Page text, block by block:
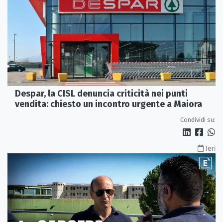
Despar, la CISL denuncia criticità nei punti
vendita: chiesto un incontro urgente a Maiora
Condividi su:
Ieri